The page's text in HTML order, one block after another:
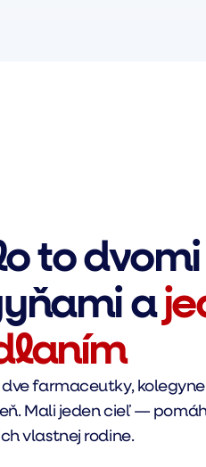
to dvomi
a
dve farmaceutky,
Mali jeden cieľ —
vlastnej rodine.